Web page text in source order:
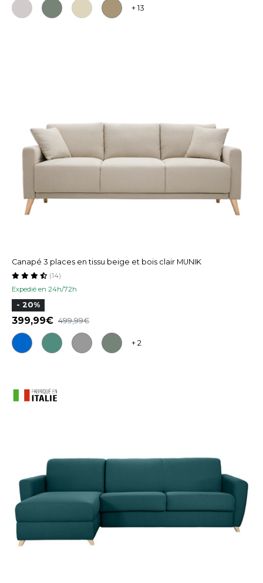
+ 13
Canapé 3 places en tissu beige et bois clair MUNIK
Expedié en 24h/72h
(14)
- 20%
399,99 499,99
+ 2